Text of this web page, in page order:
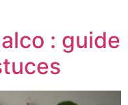
: guide